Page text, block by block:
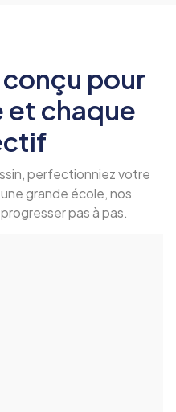
pour
et chaque
perfectionniez votre
grande école, nos
pas à pas.